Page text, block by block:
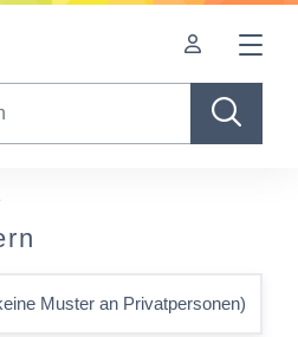
Muster an Privatpersonen)